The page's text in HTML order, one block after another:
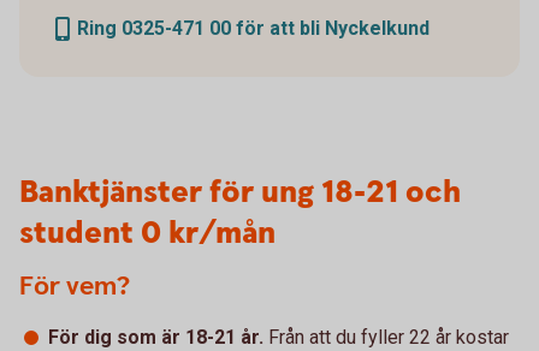
Ring 0325-471 00 för att bli Nyckelkund
Banktjänster för ung 18-21 och
student 0 kr/mån
För vem?
För dig som är 18-21 år. Från att du fyller 22 år kostar